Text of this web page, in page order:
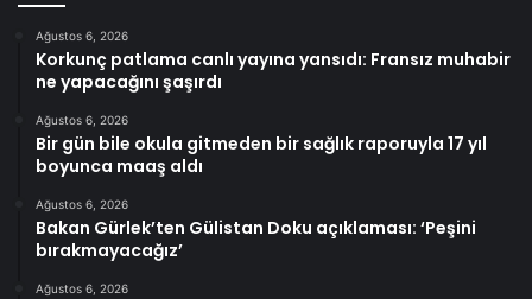
Ağustos 6, 2026
Korkunç patlama canlı yayına yansıdı: Fransız muhabir
ne yapacağını şaşırdı
Ağustos 6, 2026
Bir gün bile okula gitmeden bir sağlık raporuyla 17 yıl
boyunca maaş aldı
Ağustos 6, 2026
Bakan Gürlek’ten Gülistan Doku açıklaması: ‘Peşini
bırakmayacağız’
Ağustos 6, 2026